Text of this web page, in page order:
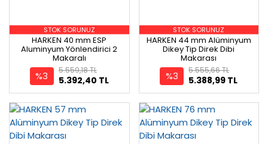
STOK SORUNUZ
HARKEN 40 mm ESP
Aluminyum Yönlendirici 2
Makaralı
%3 5.392,40 TL
5.559,18 TL
STOK SORUNUZ
HARKEN 44 mm Alüminyum
Dikey Tip Direk Dibi
Makarası
%3 5.388,99 TL
5.555,66 TL